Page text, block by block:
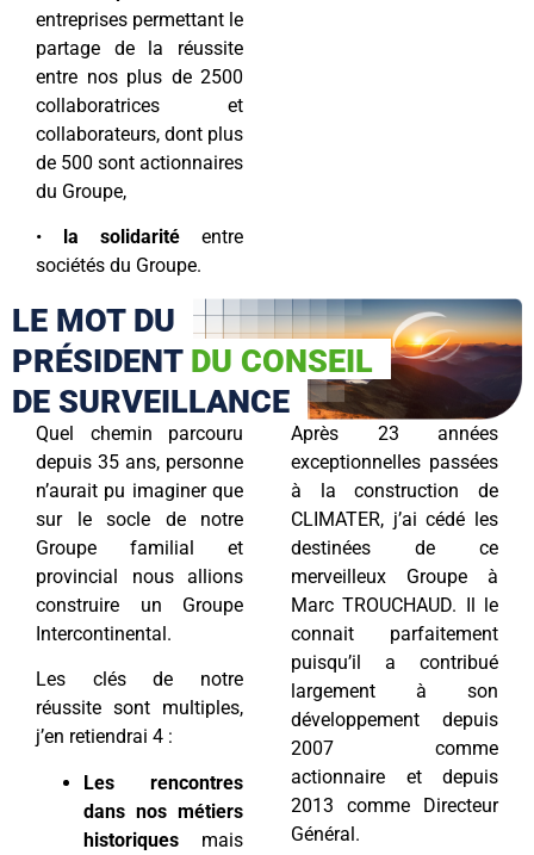
entreprises permettant le
partage de la réussite
entre nos plus de 2500
collaboratrices et
collaborateurs, dont plus
de 500 sont actionnaires
du Groupe,
• la solidarité entre
sociétés du Groupe.
LE MOT DU
PRÉSIDENT DU CONSEIL
DE SURVEILLANCE
Quel chemin parcouru
depuis 35 ans, personne
n’aurait pu imaginer que
sur le socle de notre
Groupe familial et
provincial nous allions
construire un Groupe
Intercontinental.
Les clés de notre
réussite sont multiples,
j’en retiendrai 4 :
Les rencontres
dans nos métiers
historiques mais
Après 23 années
exceptionnelles passées
à la construction de
CLIMATER, j’ai cédé les
destinées de ce
merveilleux Groupe à
Marc TROUCHAUD. Il le
connait parfaitement
puisqu’il a contribué
largement à son
développement depuis
2007 comme
actionnaire et depuis
2013 comme Directeur
Général.